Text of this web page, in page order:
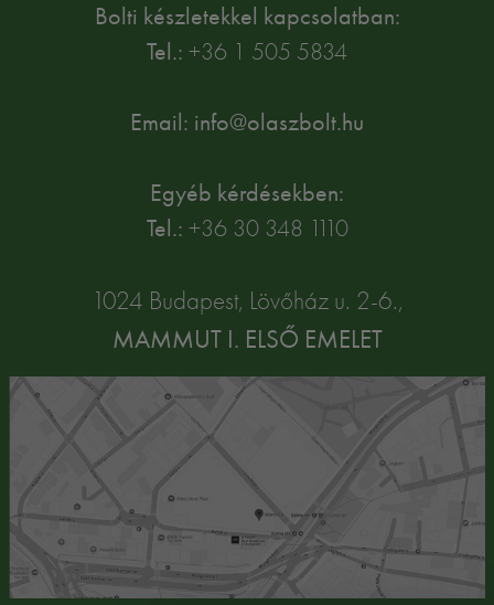
Bolti készletekkel kapcsolatban:
Tel.: +36 1 505 5834
Email: info@olaszbolt.hu
Egyéb kérdésekben:
Tel.: +36 30 348 1110
1024 Budapest, Lövőház u. 2-6.,
MAMMUT I. ELSŐ EMELET